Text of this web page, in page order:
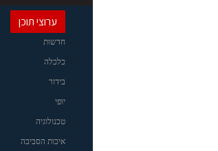
ערוצי תוכן
חדשות
כלכלה
בידור
יופי
טכנולוגיה
איכות הסביבה